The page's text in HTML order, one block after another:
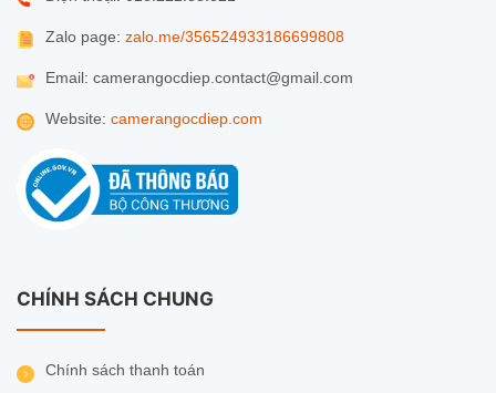
Zalo page: zalo.me/356524933186699808
Email: camerangocdiep.contact@gmail.com
Website: camerangocdiep.com
CHÍNH SÁCH CHUNG
Chính sách thanh toán